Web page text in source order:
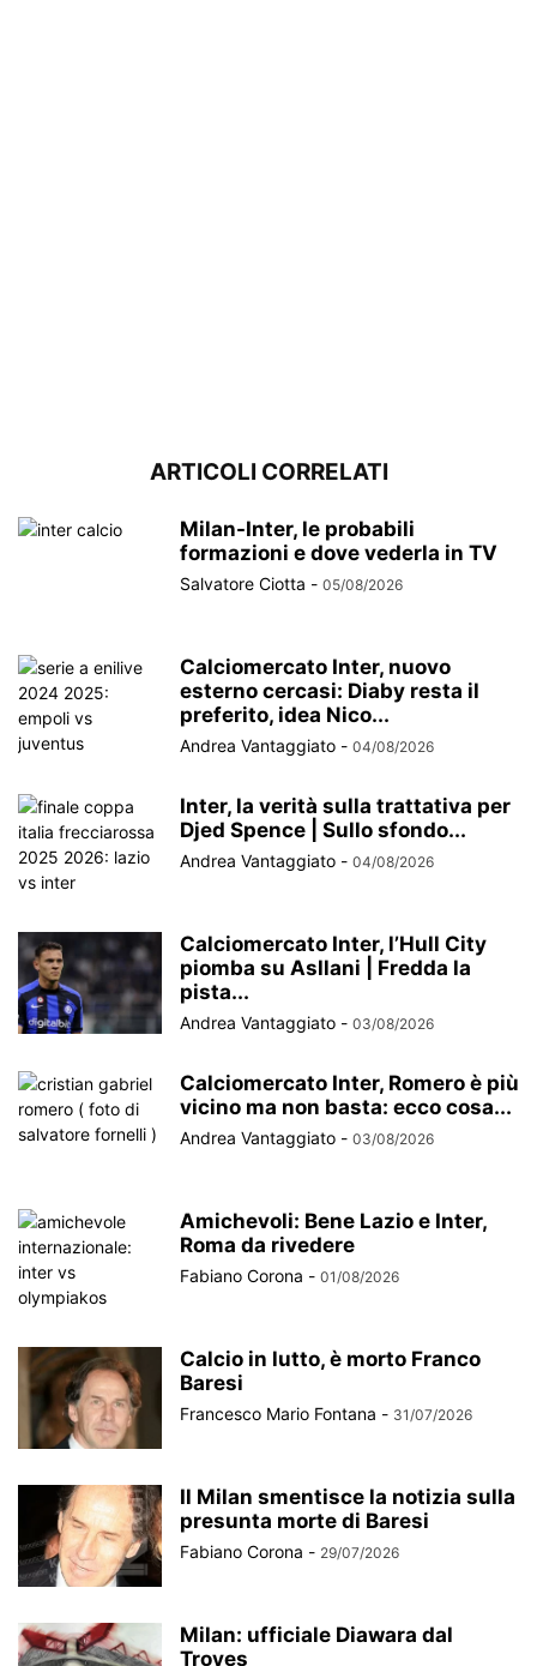
ARTICOLI CORRELATI
Milan-Inter, le probabili
formazioni e dove vederla in TV
Salvatore Ciotta - 05/08/2026
Calciomercato Inter, nuovo
esterno cercasi: Diaby resta il
preferito, idea Nico...
Andrea Vantaggiato - 04/08/2026
Inter, la verità sulla trattativa per
Djed Spence | Sullo sfondo...
Andrea Vantaggiato - 04/08/2026
Calciomercato Inter, l’Hull City
piomba su Asllani | Fredda la
pista...
Andrea Vantaggiato - 03/08/2026
Calciomercato Inter, Romero è più
vicino ma non basta: ecco cosa...
Andrea Vantaggiato - 03/08/2026
Amichevoli: Bene Lazio e Inter,
Roma da rivedere
Fabiano Corona - 01/08/2026
Calcio in lutto, è morto Franco
Baresi
Francesco Mario Fontana - 31/07/2026
Il Milan smentisce la notizia sulla
presunta morte di Baresi
Fabiano Corona - 29/07/2026
Milan: ufficiale Diawara dal
Troyes